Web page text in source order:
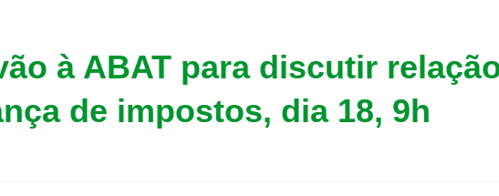
à ABAT para discutir
de impostos, dia 18, 9h